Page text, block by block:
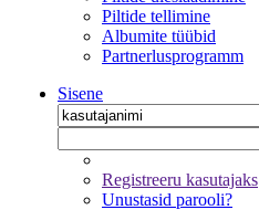
Piltide tellimine
Albumite tüübid
Partnerlusprogramm
Sisene
Registreeru kasutajaks
Unustasid parooli?